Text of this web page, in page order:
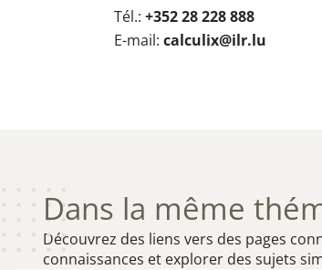
Tél.: +352 28 228 888
E-mail: calculix@ilr.lu​
Dans la même
Découvrez des liens vers des pages
connaissances et explorer des sujets